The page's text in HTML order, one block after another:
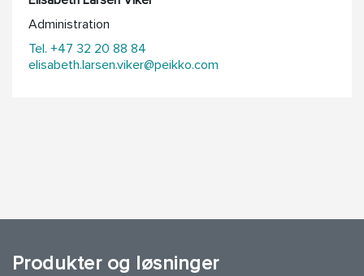
Administration
Tel. +47 32 20 88 84
elisabeth.larsen.viker@peikko.com
Produkter og løsninger